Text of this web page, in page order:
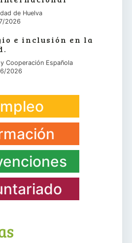
de Huelva
2026
e inclusión en la
Cooperación Española
2026